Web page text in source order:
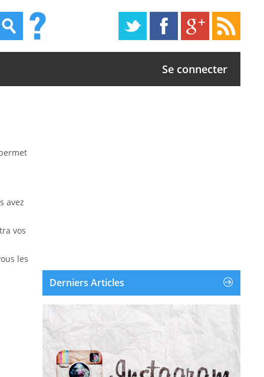
Se connecter
avez
vos
les
Derniers Articles
Instagram est une application et un service en
ligne de partage de photos et de vidéos
disponible sur iOS, Android et Windows
Phone. Instagram a été créé et lancé en
octobre 2010. Le 9 avril 2012, Facebook a